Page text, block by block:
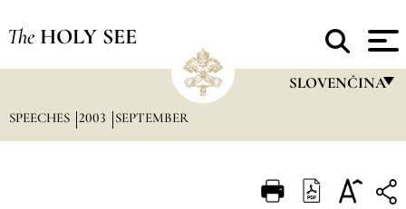
The HOLY SEE
SLOVENČINA
ITALIANO
SPEECHES 2003 SEPTEMBER